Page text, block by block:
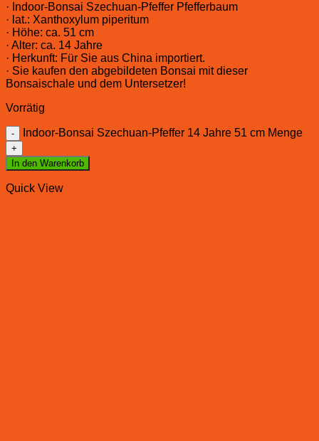
· Indoor-Bonsai Szechuan-Pfeffer Pfefferbaum
· lat.: Xanthoxylum piperitum
· Höhe: ca. 51 cm
· Alter: ca. 14 Jahre
· Herkunft: Für Sie aus China importiert.
· Sie kaufen den abgebildeten Bonsai mit dieser
Bonsaischale und dem Untersetzer!
Vorrätig
Indoor-Bonsai Szechuan-Pfeffer 14 Jahre 51 cm Menge
In den Warenkorb
Quick View